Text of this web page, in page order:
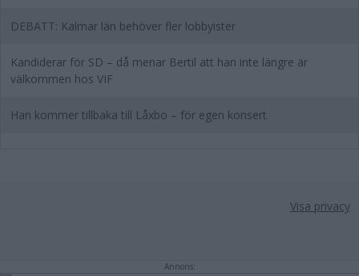
DEBATT: Kalmar län behöver fler lobbyister
Kandiderar för SD – då menar Bertil att han inte längre är
välkommen hos VIF
Han kommer tillbaka till Låxbo – för egen konsert
Visa privacy
Annons: